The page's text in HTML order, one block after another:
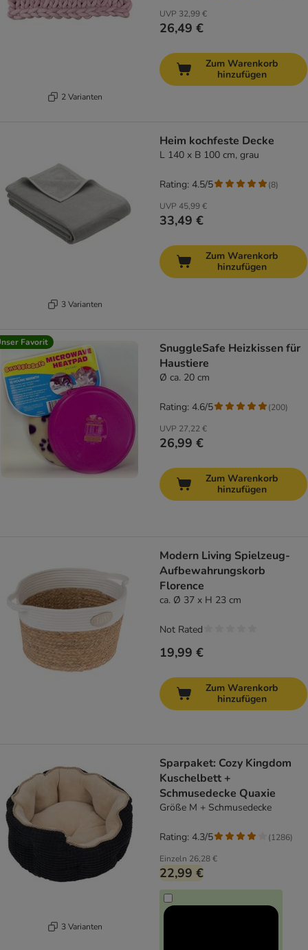
2 Varianten
UVP 32,99 €
26,49 €
Zum Warenkorb
hinzufügen
3 Varianten
Heim kochfeste Decke
L 140 x B 100 cm, grau
UVP 45,99 €
33,49 €
Rating: 4.5/5 (8)
Zum Warenkorb
hinzufügen
Favorit
SnuggleSafe Heizkissen für
Haustiere
Ø ca. 20 cm
UVP 27,22 €
26,99 €
Rating: 4.6/5 (200)
Zum Warenkorb
hinzufügen
Modern Living Spielzeug-
Aufbewahrungskorb
Florence
ca. Ø 37 x H 23 cm
19,99 €
Not Rated
Zum Warenkorb
hinzufügen
3 Varianten
Sparpaket: Cozy Kingdom
Kuschelbett +
Schmusedecke Quaxie
Größe M + Schmusedecke
Einzeln 26,28 €
22,99 €
Rating: 4.3/5 (1286)